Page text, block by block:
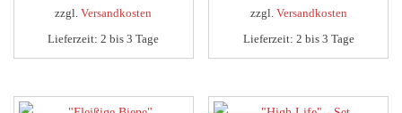
zzgl.Versandkosten
Lieferzeit:2 bis 3 Tage
zzgl. Versandkosten
Lieferzeit: 2 bis 3 Tage